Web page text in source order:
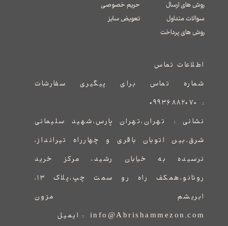
روش های ارسال
سوالات متداول
​​​​​​​روش های پرداخت
حریم خصوصی
تعویض سایز
اطلاعات تماس
شماره تماس برای پیگیری سفارشات
: ۰۹۹۳۶۸۸۲۰۷۰
نشانی : ​​​​​​​​​​​​​​تهران،تهران پارس،شهید سلیمانی
شرق،بین اتوبان باقری و چهارراه تیرانداز،
نرسیده به خیابان رشید، مرکز خرید
روتانو،همکف راه رو سمت چپ،پلاک ۱۳،
ابریشم مزون
info@Abrishammezon.com : ایمیل